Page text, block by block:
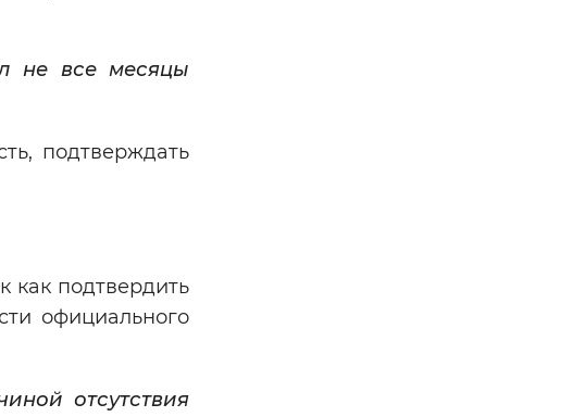
не все месяцы
подтверждать
как подтвердить
официального
отсутствия